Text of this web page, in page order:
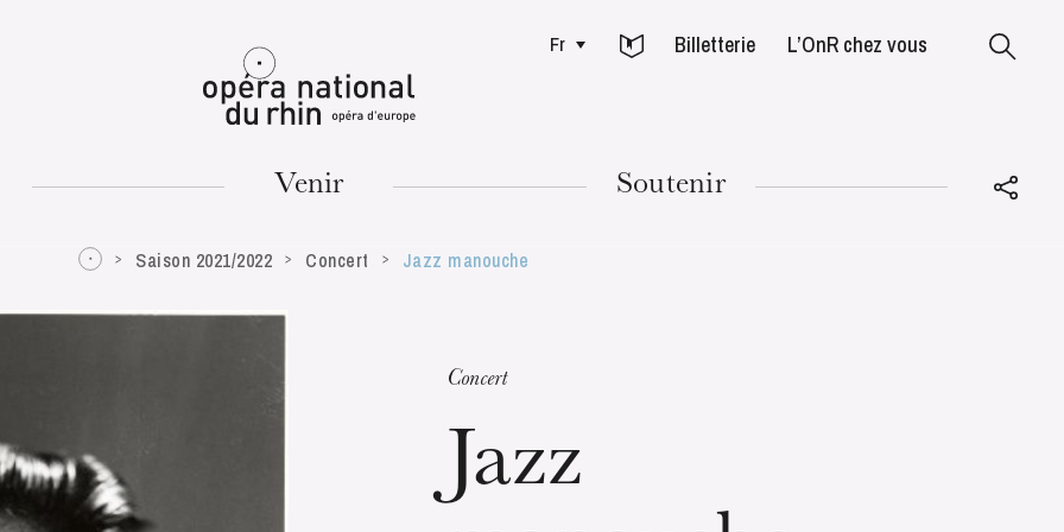
Mulhouse
Fr Billetterie L’OnR chez vous
Venir Soutenir
Saison 2021/2022 Concert Jazz manouche
Concert
Jazz